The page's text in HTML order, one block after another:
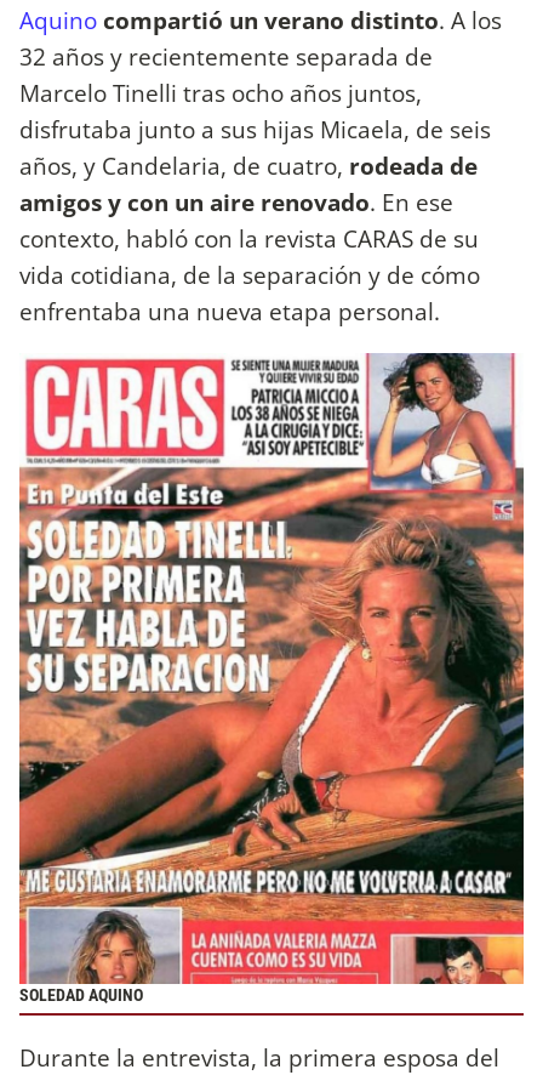
Aquino compartió un verano distinto. A los
32 años y recientemente separada de
Marcelo Tinelli tras ocho años juntos,
disfrutaba junto a sus hijas Micaela, de seis
años, y Candelaria, de cuatro, rodeada de
amigos y con un aire renovado. En ese
contexto, habló con la revista CARAS de su
vida cotidiana, de la separación y de cómo
enfrentaba una nueva etapa personal.
SOLEDAD AQUINO
Durante la entrevista, la primera esposa del